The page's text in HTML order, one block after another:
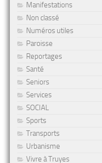
Manifestations
Non classé
Numéros utiles
Paroisse
Reportages
Santé
Seniors
Services
SOCIAL
Sports
Transports
Urbanisme
Vivre à Truyes